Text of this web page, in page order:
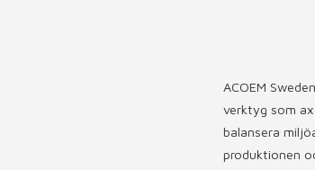
ACOEM
verktyg som
balansera
produktionen